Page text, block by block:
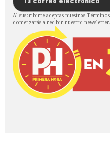
Al suscribirte aceptas nuestros Términos
comenzarás a recibir nuestro newsletter.